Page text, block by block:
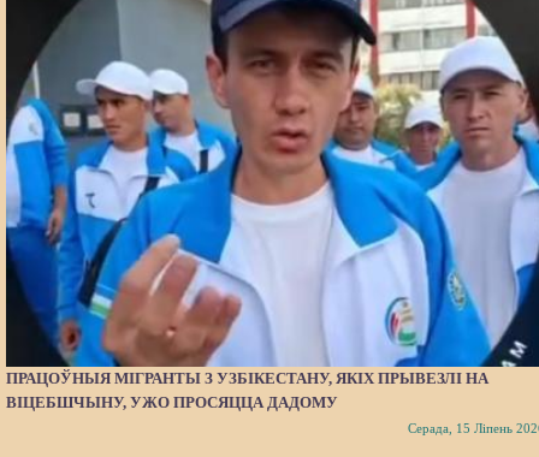
ПРАЦОЎНЫЯ МІГРАНТЫ З УЗБІКЕСТАНУ, ЯКІХ ПРЫВЕЗЛІ НА
ВІЦЕБШЧЫНУ, УЖО ПРОСЯЦЦА ДАДОМУ
Серада, 15 Ліпень